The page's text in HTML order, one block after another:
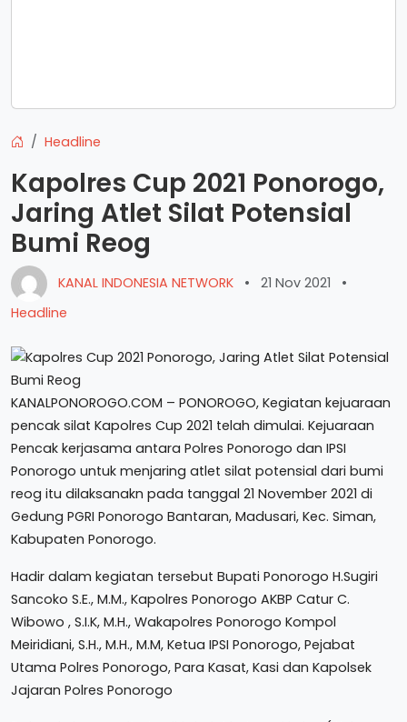
Headline
Kapolres Cup 2021 Ponorogo,
Jaring Atlet Silat Potensial
Bumi Reog
KANAL INDONESIA NETWORK • 21 Nov 2021
•
Headline
KANALPONOROGO.COM – PONOROGO, Kegiatan kejuaraan
pencak silat Kapolres Cup 2021 telah dimulai. Kejuaraan
Pencak kerjasama antara Polres Ponorogo dan IPSI
Ponorogo untuk menjaring atlet silat potensial dari bumi
reog itu dilaksanakn pada tanggal 21 November 2021 di
Gedung PGRI Ponorogo Bantaran, Madusari, Kec. Siman,
Kabupaten Ponorogo.
Hadir dalam kegiatan tersebut Bupati Ponorogo H.Sugiri
Sancoko S.E., M.M., Kapolres Ponorogo AKBP Catur C.
Wibowo , S.I.K, M.H., Wakapolres Ponorogo Kompol
Meiridiani, S.H., M.H., M.M, Ketua IPSI Ponorogo, Pejabat
Utama Polres Ponorogo, Para Kasat, Kasi dan Kapolsek
Jajaran Polres Ponorogo